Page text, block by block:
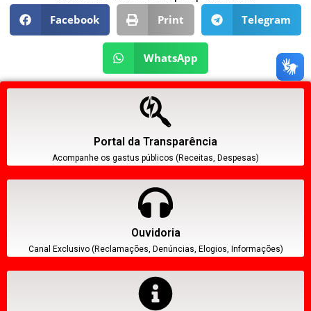
Facebook Print Telegram
WhatsApp
Portal da Transparência
Acompanhe os gastus públicos (Receitas, Despesas)
Ouvidoria
Canal Exclusivo (Reclamações, Denúncias, Elogios, Informações)